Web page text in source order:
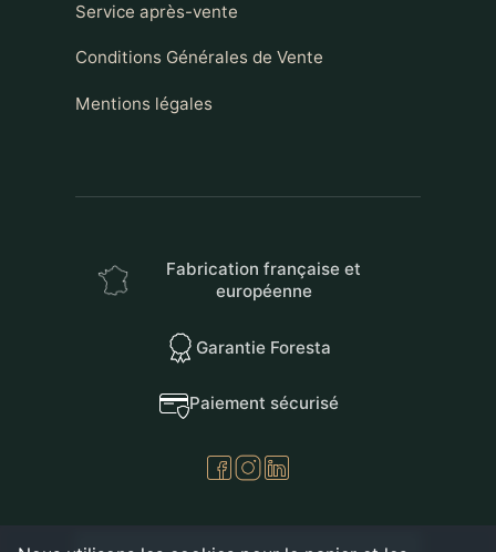
Service après-vente
Conditions Générales de Vente
Mentions légales
Fabrication française et
européenne
Garantie Foresta
Paiement sécurisé